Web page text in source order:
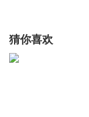
猜你喜欢